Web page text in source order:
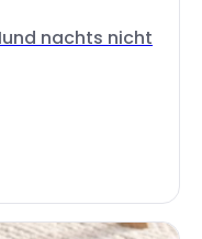
nachts nicht